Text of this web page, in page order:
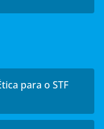
para o STF